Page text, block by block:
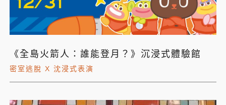
《全島火箭人：誰能登月？》沉浸式體驗館
密室逃脫 X 沈浸式表演